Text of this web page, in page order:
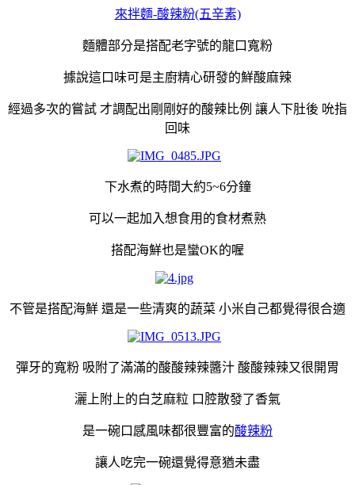
來拌麵-酸辣粉(五辛素)
麵體部分是搭配老字號的龍口寬粉
據說這口味可是主廚精心研發的鮮酸麻辣
經過多次的嘗試 才調配出剛剛好的酸辣比例 讓人下肚後 吮指
回味
下水煮的時間大約5~6分鐘
可以一起加入想食用的食材煮熟
搭配海鮮也是蠻OK的喔
不管是搭配海鮮 還是一些清爽的蔬菜 小米自己都覺得很合適
彈牙的寬粉 吸附了滿滿的酸酸辣辣醬汁 酸酸辣辣又很開胃
灑上附上的白芝麻粒 口腔散發了香氣
是一碗口感風味都很豐富的酸辣粉
讓人吃完一碗還覺得意猶未盡